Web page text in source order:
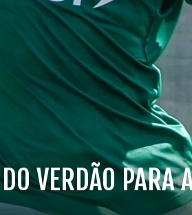
VERDÃO PARA